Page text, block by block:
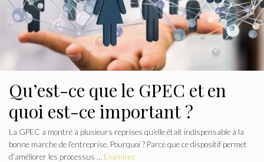
Qu’est-ce que le GPEC et en
quoi est-ce important ?
La GPEC a montré à plusieurs reprises qu’elle était indispensable à la
bonne marche de l’entreprise. Pourquoi ? Parce que ce dispositif permet
d’améliorer les processus … Examiner